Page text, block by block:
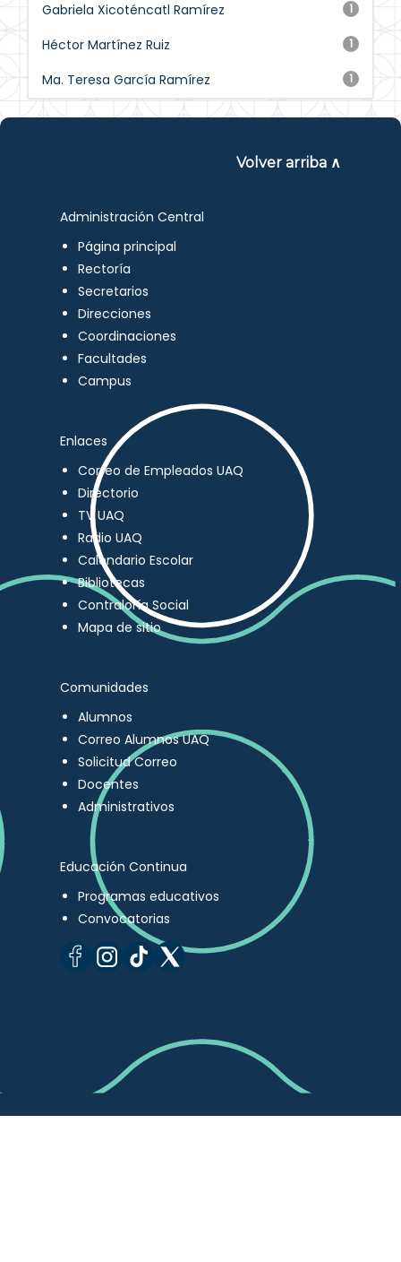
1
Gabriela Xicoténcatl Ramírez
1
Héctor Martínez Ruiz
1
Ma. Teresa García Ramírez
Volver arriba ∧
Administración Central
Página principal
Rectoría
Secretarios
Direcciones
Coordinaciones
Facultades
Campus
Enlaces
Correo de Empleados UAQ
Directorio
TV UAQ
Radio UAQ
Calendario Escolar
Bibliotecas
Contraloría Social
Mapa de sitio
Comunidades
Alumnos
Correo Alumnos UAQ
Solicitud Correo
Docentes
Administrativos
Educación Continua
Programas educativos
Convocatorias